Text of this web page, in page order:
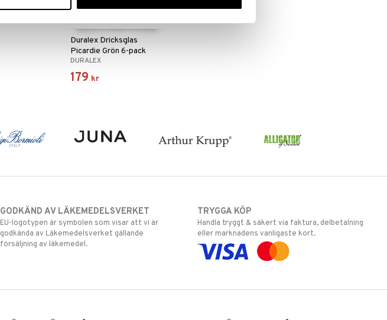
Duralex Dricksglas
Picardie Grön 6-pack
DURALEX
179 kr
GODKÄND AV LÄKEMEDELSVERKET
EU-logotypen är symbolen som visar att vi är
godkända av Läkemedelsverket gällande
försäljning av läkemedel.
TRYGGA KÖP
Handla tryggt & säkert via faktura, delbetalning
eller marknadens vanligaste kort.